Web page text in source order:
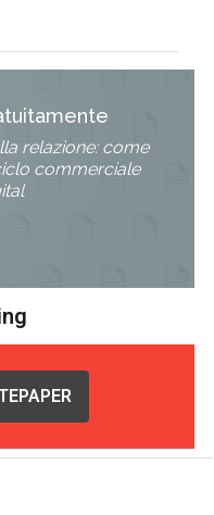
relazione: come
commerciale